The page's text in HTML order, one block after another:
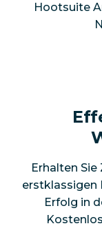
Hootsuite
Erhalten
erstklassigen
Erfolg in